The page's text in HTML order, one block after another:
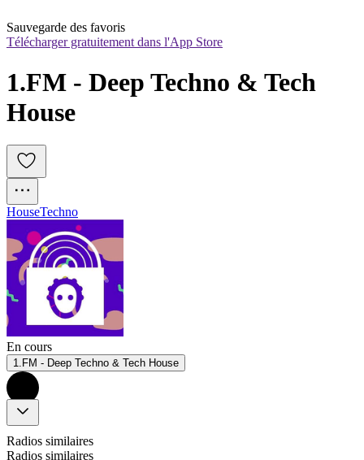
Sauvegarde des favoris
Télécharger gratuitement dans l'App Store
1.FM - Deep Techno & Tech
House
HouseTechno
En cours
1.FM - Deep Techno & Tech House
Radios similaires
Radios similaires